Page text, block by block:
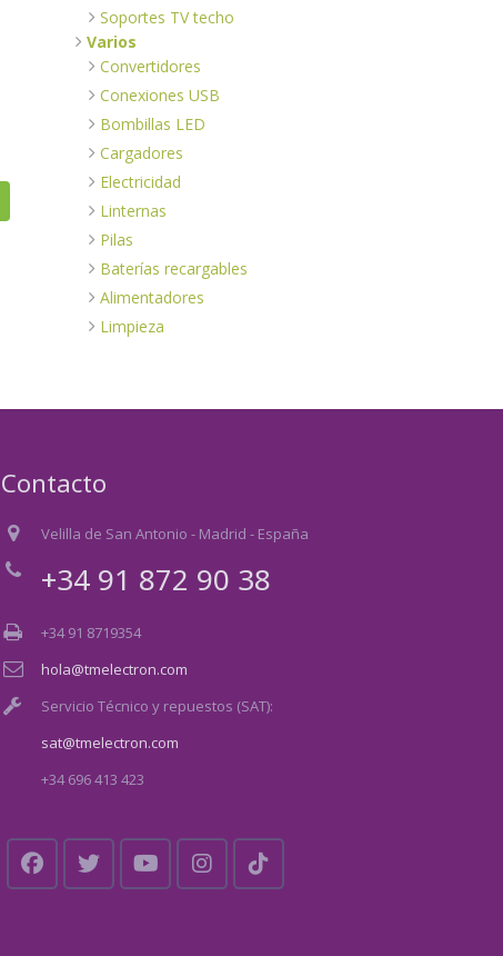
Soportes TV techo
Varios
Convertidores
Conexiones USB
Bombillas LED
Cargadores
Electricidad
Linternas
Pilas
Baterías recargables
Alimentadores
Limpieza
Contacto
Velilla de San Antonio - Madrid - España
+34 91 872 90 38
+34 91 8719354
hola@tmelectron.com
Servicio Técnico y repuestos (SAT):
sat@tmelectron.com
+34 696 413 423